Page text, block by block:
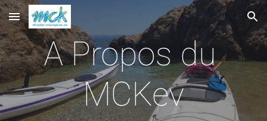
Skip to main content Skip to navigation
A Propos du
MCKev